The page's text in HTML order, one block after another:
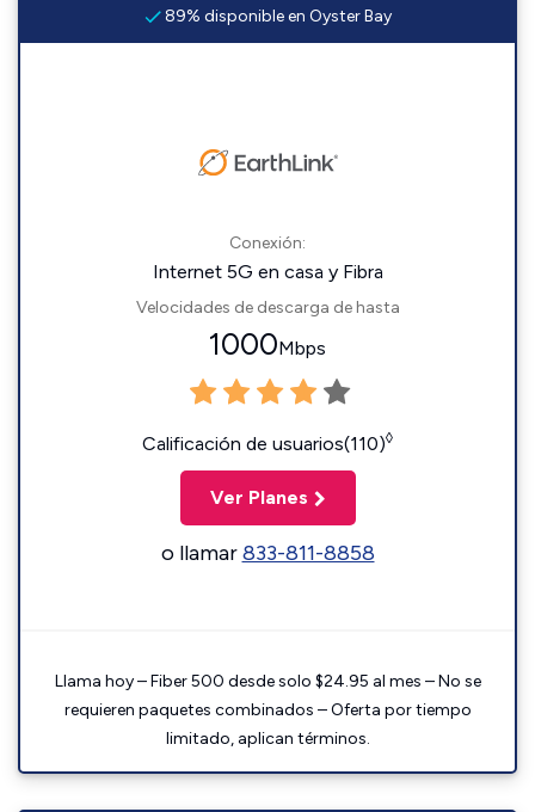
89% disponible en Oyster Bay
Conexión:
Internet 5G en casa y Fibra
Velocidades de descarga de hasta
1000Mbps
Calificación de usuarios(110)◊
Ver Planes
o llamar833-811-8858
Llama hoy – Fiber 500 desde solo $24.95 al mes – No se
requieren paquetes combinados – Oferta por tiempo
limitado, aplican términos.